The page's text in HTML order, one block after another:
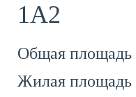
1А2
Общая площадь
Жилая площадь